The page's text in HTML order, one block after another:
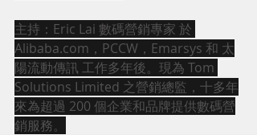
主持：Eric Lai 數碼營銷專家 於
Alibaba.com，PCCW，Emarsys 和 太
陽流動傳訊 工作多年後。現為 Tom
Solutions Limited 之營銷總監，十多年
來為超過 200 個企業和品牌提供數碼營
銷服務。